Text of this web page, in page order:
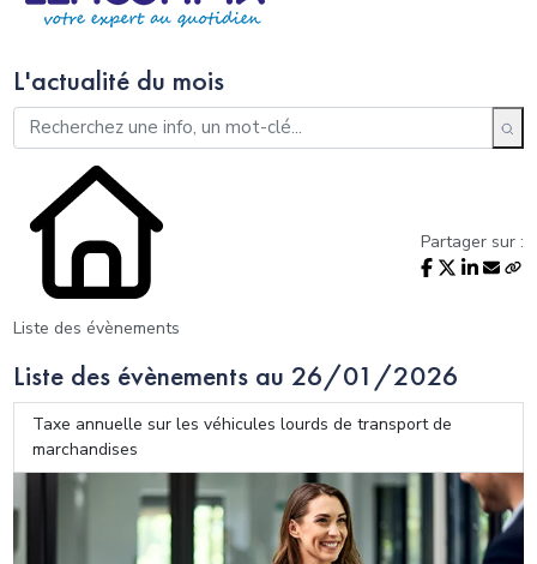
L'actualité du mois
Liste des évènements
Partager sur :
Liste des évènements au 26/01/2026
Taxe annuelle sur les véhicules lourds de transport de
marchandises